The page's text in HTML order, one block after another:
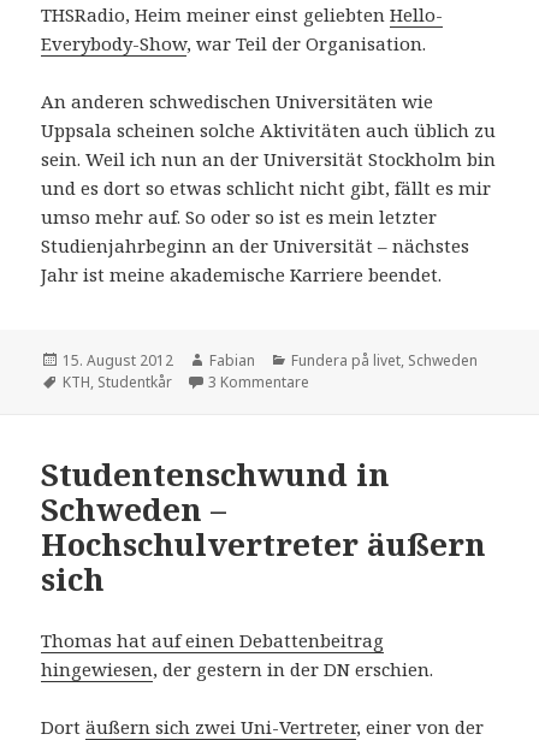
THSRadio, Heim meiner einst geliebtenHello-
Everybody-Show, war Teil der Organisation.
An anderen schwedischen Universitäten wie
Uppsala scheinen solche Aktivitäten auch üblich zu
sein. Weil ich nun an der Universität Stockholm bin
und es dort so etwas schlicht nicht gibt, fällt es mir
umso mehr auf. So oder so ist es mein letzter
Studienjahrbeginn an der Universität – nächstes
Jahr ist meine akademische Karriere beendet.
Veröffentlicht
am
15. August 2012 Autor
Fabian Kategorien
Fundera på livet, Schweden
Schlagwörter
KTH, Studentkår 3 Kommentare
Studentenschwund in
Schweden –
Hochschulvertreter äußern
sich
Thomas hat auf einen Debattenbeitrag
hingewiesen, der gestern in der DN erschien.
Dortäußern sich zwei Uni-Vertreter, einer von der